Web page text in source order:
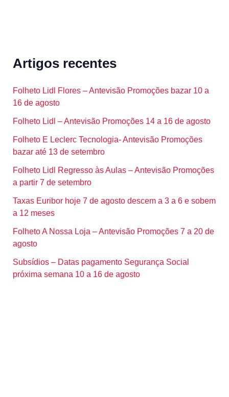
Artigos recentes
Folheto Lidl Flores – Antevisão Promoções bazar 10 a
16 de agosto
Folheto Lidl – Antevisão Promoções 14 a 16 de agosto
Folheto E Leclerc Tecnologia- Antevisão Promoções
bazar até 13 de setembro
Folheto Lidl Regresso às Aulas – Antevisão Promoções
a partir 7 de setembro
Taxas Euribor hoje 7 de agosto descem a 3 a 6 e sobem
a 12 meses
Folheto A Nossa Loja – Antevisão Promoções 7 a 20 de
agosto
Subsídios – Datas pagamento Segurança Social
próxima semana 10 a 16 de agosto